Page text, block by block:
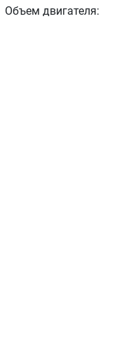
Объем двигателя: